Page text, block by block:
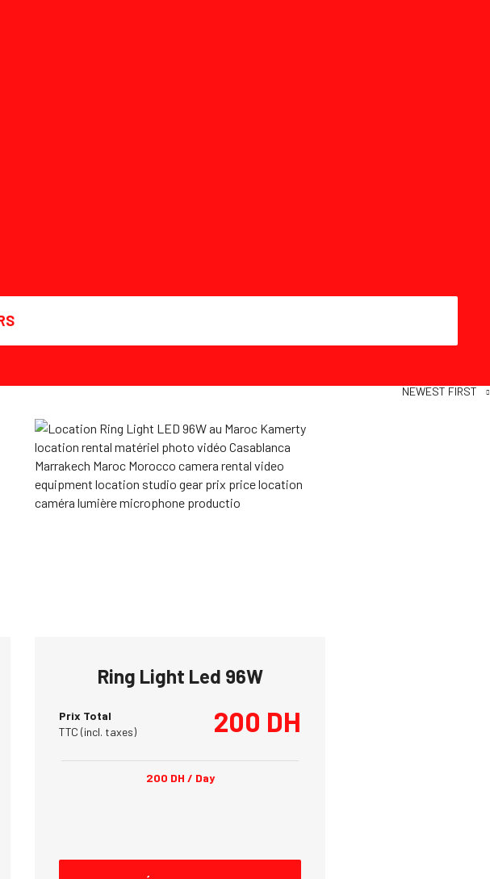
NEWEST FIRST
Ring Light Led 96W
Prix Total
TTC (incl. taxes)
200 DH
200 DH / Day